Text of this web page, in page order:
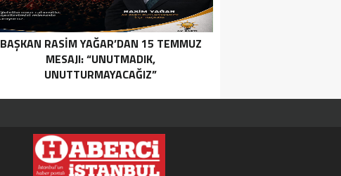
BAŞKAN RASIM YAĞAR’DAN 15 TEMMUZ
MESAJI: “UNUTMADIK,
UNUTTURMAYACAĞIZ”